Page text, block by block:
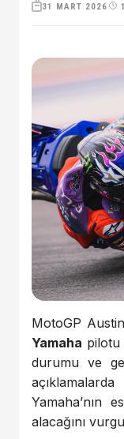
31 MART 2026
MotoGP
Yamaha pilotu
durumu ve
Yamaha’nın
alacağını